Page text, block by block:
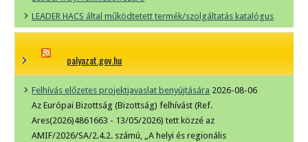
LEADER HACS által működtetett termék/szolgáltatás katalógus
palyazat.gov.hu
Felhívás előzetes projektjavaslat benyújtására 2026-08-06
Az Európai Bizottság (Bizottság) felhívást (Ref.
Ares(2026)4861663 - 13/05/2026) tett közzé az
AMIF/2026/SA/2.4.2. számú, „A helyi és regionális